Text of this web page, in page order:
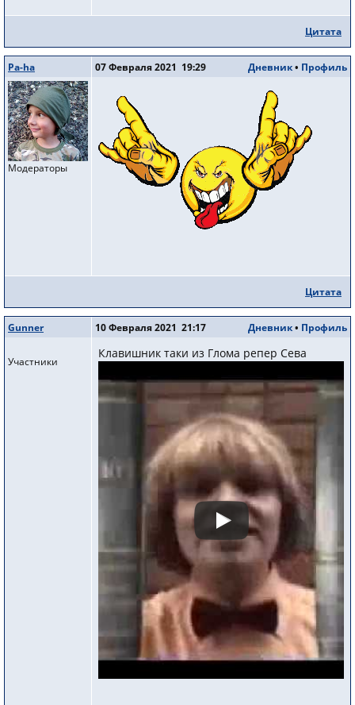
Цитата
Pa-ha
Модераторы
Дневник• Профиль
07 Февраля 2021 19:29
Цитата
Gunner
Участники
Дневник• Профиль
10 Февраля 2021 21:17
Клавишник таки из Глома репер Сева